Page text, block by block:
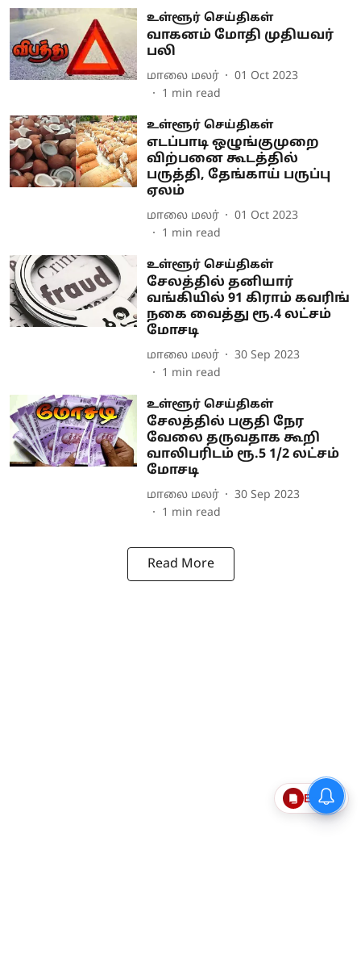
உள்ளூர் செய்திகள்
வாகனம் மோதி முதியவர்
பலி
மாலை மலர்
01 Oct 2023
1 min read
உள்ளூர் செய்திகள்
எடப்பாடி ஒழுங்குமுறை
விற்பனை கூடத்தில்
பருத்தி, தேங்காய் பருப்பு
ஏலம்
மாலை மலர்
01 Oct 2023
1 min read
உள்ளூர் செய்திகள்
சேலத்தில் தனியார்
வங்கியில் 91 கிராம் கவரிங்
நகை வைத்து ரூ.4 லட்சம்
மோசடி
மாலை மலர்
30 Sep 2023
1 min read
உள்ளூர் செய்திகள்
சேலத்தில் பகுதி நேர
வேலை தருவதாக கூறி
வாலிபரிடம் ரூ.5 1/2 லட்சம்
மோசடி
மாலை மலர்
30 Sep 2023
1 min read
Read More
Epaper